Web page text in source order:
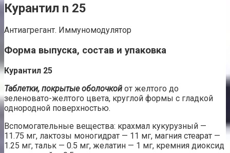
Курантил n 25
Антиагрегант. Иммуномодулятор
Форма выпуска, состав и упаковка
Курантил 25
Таблетки, покрытые оболочкой от желтого до
зеленовато-желтого цвета, круглой формы с гладкой
однородной поверхностью.
Вспомогательные вещества: крахмал кукурузный —
11.75 мг, лактозы моногидрат — 11 мг, магния стеарат —
1.25 мг, тальк — 0.5 мг, желатин — 1 мг, кремния диоксид